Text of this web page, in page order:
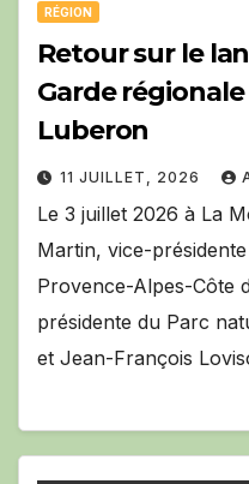
RÉGION
Retour sur le
Garde
Luberon
11 JUILLET, 2026
Le 3 juillet 2026 à La
Martin, vice-
Provence-Alpes-Côte
présidente du Parc
et Jean-François